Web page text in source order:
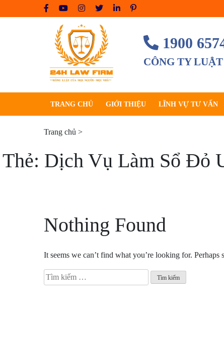
to
1900
CÔNG TY
TRANG CHỦ GIỚI THIỆU LĨNH VỰ TƯ VẤN
Trang chủ >
Thẻ: Dịch Vụ Làm Sổ Đỏ
Nothing Found
It seems we can’t find what you’re looking for. Perhaps
Tìm
kiếm